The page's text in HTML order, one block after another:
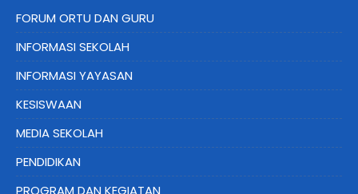
FORUM ORTU DAN GURU
INFORMASI SEKOLAH
INFORMASI YAYASAN
KESISWAAN
MEDIA SEKOLAH
PENDIDIKAN